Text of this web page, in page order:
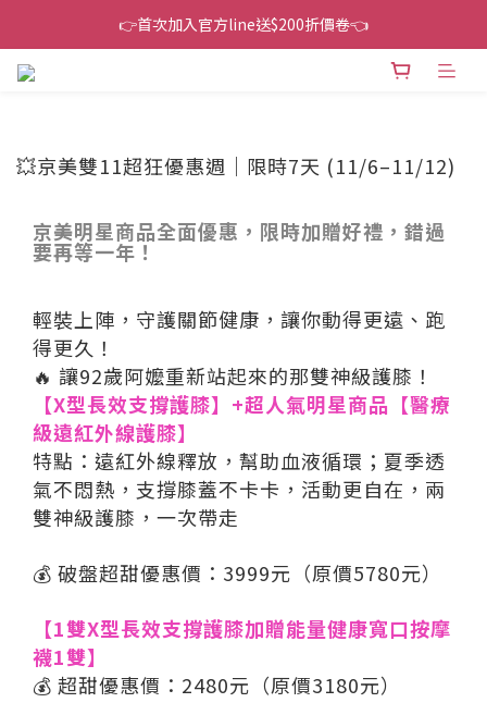
👉首次加入官方line送$200折價卷👈
👉首次加入官方line送$200折價卷👈
💥京美雙11超狂優惠週｜限時7天 (11/6–11/12)
京美明星商品全面優惠，限時加贈好禮，錯過
要再等一年！
輕裝上陣，守護關節健康，讓你動得更遠、跑
得更久！
🔥 讓92歲阿嬤重新站起來的那雙神級護膝！
【X型長效支撐護膝】+超人氣明星商品【醫療
級遠紅外線護膝】
特點：遠紅外線釋放，幫助血液循環；夏季透
氣不悶熱，支撐膝蓋不卡卡，活動更自在，兩
雙神級護膝，一次帶走
💰 破盤超甜優惠價：3999元（原價5780元）
【1雙X型長效支撐護膝加贈能量健康寬口按摩
襪1雙】
💰 超甜優惠價：2480元（原價3180元）